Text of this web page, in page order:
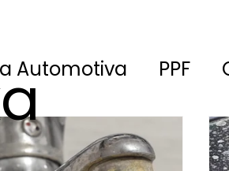
Automotiva PPF